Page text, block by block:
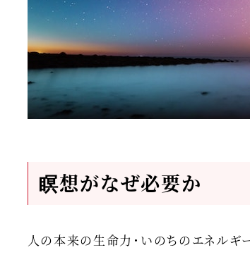
瞑想がなぜ必要か
人の本来の生命力・いのちのエネルギ